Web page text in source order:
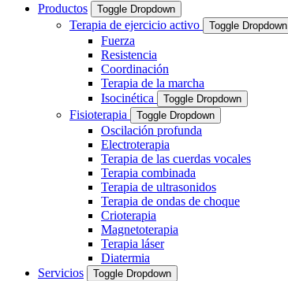
Productos Toggle Dropdown
Terapia de ejercicio activo Toggle Dropdown
Fuerza
Resistencia
Coordinación
Terapia de la marcha
Isocinética
Toggle Dropdown
Fisioterapia Toggle Dropdown
Oscilación profunda
Electroterapia
Terapia de las cuerdas vocales
Terapia combinada
Terapia de ultrasonidos
Terapia de ondas de choque
Crioterapia
Magnetoterapia
Terapia láser
Diatermia
Servicios
Toggle Dropdown